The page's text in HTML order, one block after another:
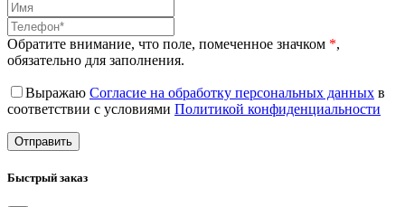
Обратите внимание, что поле, помеченное значком *,
обязательно для заполнения.
Выражаю Согласие на обработку персональных данных в
соответствии с условиями Политикой конфиденциальности
Быстрый заказ